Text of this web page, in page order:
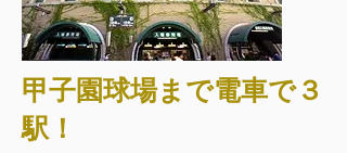
甲子園球場まで電車で３
駅！